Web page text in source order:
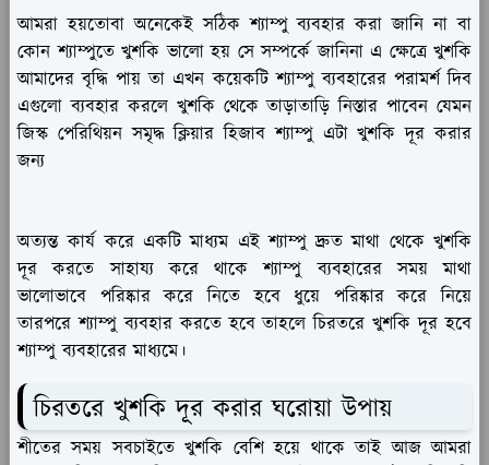
আমরা হয়তোবা অনেকেই সঠিক শ্যাম্পু ব্যবহার করা জানি না বা
কোন শ্যাম্পুতে খুশকি ভালো হয় সে সম্পর্কে জানিনা এ ক্ষেত্রে খুশকি
আমাদের বৃদ্ধি পায় তা এখন কয়েকটি শ্যাম্পু ব্যবহারের পরামর্শ দিব
এগুলো ব্যবহার করলে খুশকি থেকে তাড়াতাড়ি নিস্তার পাবেন যেমন
জিস্ক পেরিথিয়ন সমৃদ্ধ ক্লিয়ার হিজাব শ্যাম্পু এটা খুশকি দূর করার
জন্য
অত্যন্ত কার্য করে একটি মাধ্যম এই শ্যাম্পু দ্রুত মাথা থেকে খুশকি
দূর করতে সাহায্য করে থাকে শ্যাম্পু ব্যবহারের সময় মাথা
ভালোভাবে পরিষ্কার করে নিতে হবে ধুয়ে পরিষ্কার করে নিয়ে
তারপরে শ্যাম্পু ব্যবহার করতে হবে তাহলে চিরতরে খুশকি দূর হবে
শ্যাম্পু ব্যবহারের মাধ্যমে।
চিরতরে খুশকি দূর করার ঘরোয়া উপায়
শীতের সময় সবচাইতে খুশকি বেশি হয়ে থাকে তাই আজ আমরা